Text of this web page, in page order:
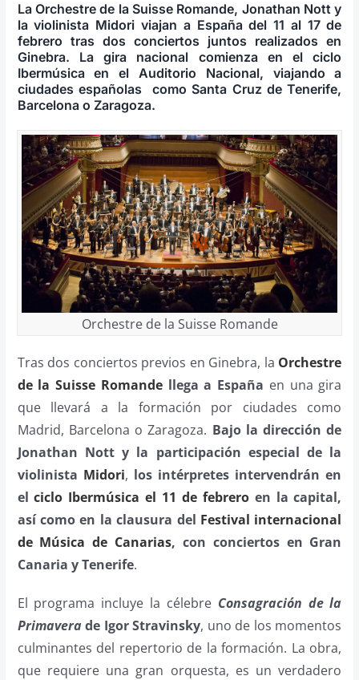
La Orchestre de la Suisse Romande, Jonathan Nott y
la violinista Midori viajan a España del 11 al 17 de
febrero tras dos conciertos juntos realizados en
Ginebra. La gira nacional comienza en el ciclo
Ibermúsica en el Auditorio Nacional, viajando a
ciudades españolas como Santa Cruz de Tenerife,
Barcelona o Zaragoza.
Orchestre de la Suisse Romande
Tras dos conciertos previos en Ginebra, la Orchestre
de la Suisse Romandellega a España en una gira
que llevará a la formación por ciudades como
Madrid, Barcelona o Zaragoza. Bajo la dirección de
Jonathan Nott y la participación especial de la
violinista Midori, los intérpretes intervendrán en
el ciclo Ibermúsica el 11 de febreroen la capital,
así como en la clausura del Festival internacional
de Música de Canarias, con conciertos en Gran
Canaria y Tenerife.
El programa incluye la célebreConsagración de la
Primaverade Igor Stravinsky, uno de los momentos
culminantes del repertorio de la formación. La obra,
que requiere una gran orquesta, es un verdadero